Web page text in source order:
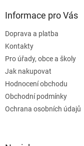
Informace pro Vás
Doprava a platba
Kontakty
Pro úřady, obce a školy
Jak nakupovat
Hodnocení obchodu
Obchodní podmínky
Ochrana osobních údajů